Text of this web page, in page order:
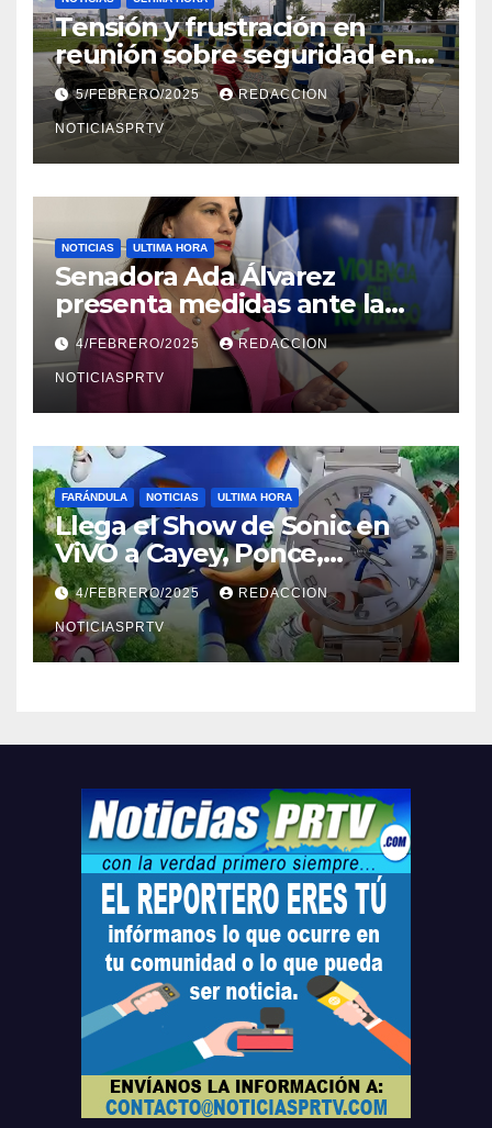
Tensión y frustración en
reunión sobre seguridad en
Reparto Metropolitano
5/FEBRERO/2025 REDACCION
NOTICIASPRTV
NOTICIAS ULTIMA HORA
Senadora Ada Álvarez
presenta medidas ante la
violencia en el noviazgo
4/FEBRERO/2025 REDACCION
NOTICIASPRTV
FARÁNDULA NOTICIAS ULTIMA HORA
Llega el Show de Sonic en
ViVO a Cayey, Ponce,
Barceloneta y Humacao,
Relojes gratis para el que
compre ahora….
4/FEBRERO/2025 REDACCION
NOTICIASPRTV